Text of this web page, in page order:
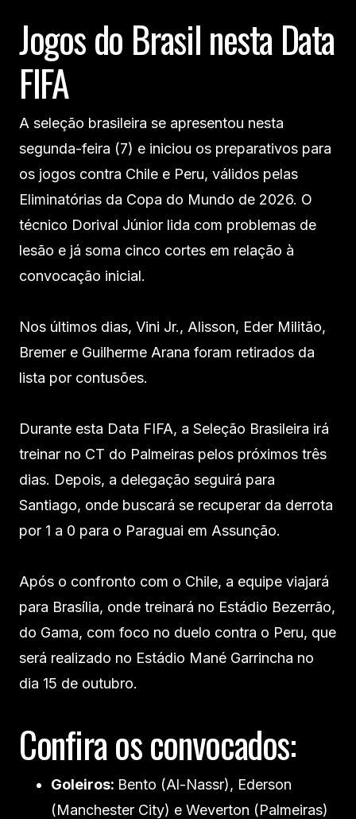
Jogos do Brasil nesta Data
FIFA
A seleção brasileira se apresentou nesta
segunda-feira (7) e iniciou os preparativos para
os jogos contra Chile e Peru, válidos pelas
Eliminatórias da Copa do Mundo de 2026. O
técnico Dorival Júnior lida com problemas de
lesão e já soma cinco cortes em relação à
convocação inicial.
Nos últimos dias, Vini Jr., Alisson, Eder Militão,
Bremer e Guilherme Arana foram retirados da
lista por contusões.
Durante esta Data FIFA, a Seleção Brasileira irá
treinar no CT do Palmeiras pelos próximos três
dias. Depois, a delegação seguirá para
Santiago, onde buscará se recuperar da derrota
por 1 a 0 para o Paraguai em Assunção.
Após o confronto com o Chile, a equipe viajará
para Brasília, onde treinará no Estádio Bezerrão,
do Gama, com foco no duelo contra o Peru, que
será realizado no Estádio Mané Garrincha no
dia 15 de outubro.
Confira os convocados:
Goleiros: Bento (Al-Nassr), Ederson
(Manchester City) e Weverton (Palmeiras)